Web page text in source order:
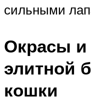
сильными
Окрасы и
элитной
кошки